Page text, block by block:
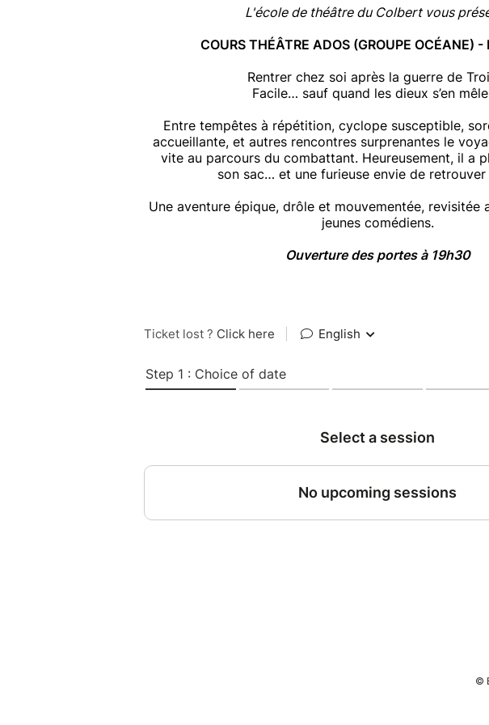
L'école de théâtre du Colbert vous
COURS THÉÂTRE ADOS (GROUPE OCÉANE) -
Rentrer chez soi après la guerre de
Facile… sauf quand les dieux s’en
Entre tempêtes à répétition, cyclope susceptible,
accueillante, et autres rencontres surprenantes le
vite au parcours du combattant. Heureusement, il a
son sac… et une furieuse envie de retrouver
Une aventure épique, drôle et mouvementée, revisitée
jeunes comédiens.
Ouverture des portes à 19h30
©